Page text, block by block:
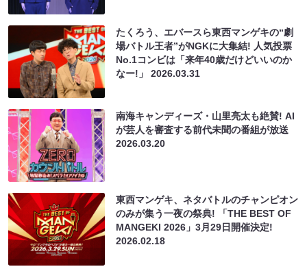
たくろう、エバースら東西マンゲキの“劇
場バトル王者”がNGKに大集結! 人気投票
No.1コンビは「来年40歳だけどいいのか
なー!」2026.03.31
南海キャンディーズ・山里亮太も絶賛! AI
が芸人を審査する前代未聞の番組が放送
2026.03.20
東西マンゲキ、ネタバトルのチャンピオン
のみが集う一夜の祭典! 「THE BEST OF
MANGEKI 2026」3月29日開催決定!
2026.02.18